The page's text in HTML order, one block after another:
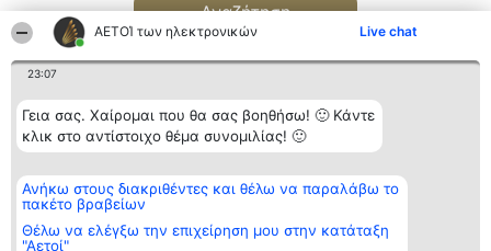
ΑΕΤΟΊ των ηλεκτρονικών Live chat
23:07
Γεια σας. Χαίρομαι που θα σας βοηθήσω! 🙂 Κάντε
κλικ στο αντίστοιχο θέμα συνομιλίας! 🙂
Ανήκω στους διακριθέντες και θέλω να παραλάβω το
πακέτο βραβείων
Θέλω να ελέγξω την επιχείρηση μου στην κατάταξη
"Αετοί"
Αναζήτηση
Διοργανωτής της
κατάταξης
BEAUTIFUL COMPANY
ΤΗΛ. ΕΠΙΚΟΙΝΩΝΙΑΣ:
Κατάταξη
Διακριθέντες
των
διακριθέντων
Επικοινωνία
Επικοινωνία